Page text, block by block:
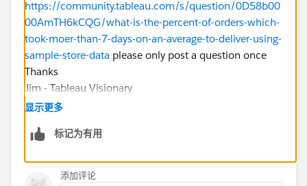
https://community.tableau.com/s/question/0D58b00
00AmTH6kCQG/what-is-the-percent-of-orders-which-
took-moer-than-7-days-on-an-average-to-deliver-using-
sample-store-data please only post a question once
Thanks
Jim - Tableau Visionary
显示更多
标记为有用
添加评论